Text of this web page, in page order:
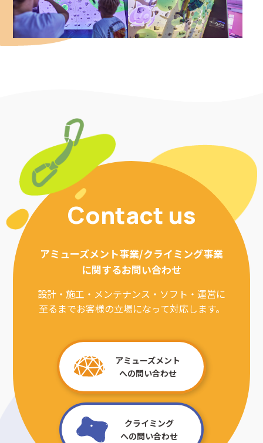
Contact us
アミューズメント事業/クライミング事業
に関するお問い合わせ
設計・施工・メンテナンス・ソフト・運営に
至るまでお客様の立場になって対応します。
アミューズメント
への問い合わせ
クライミング
への問い合わせ